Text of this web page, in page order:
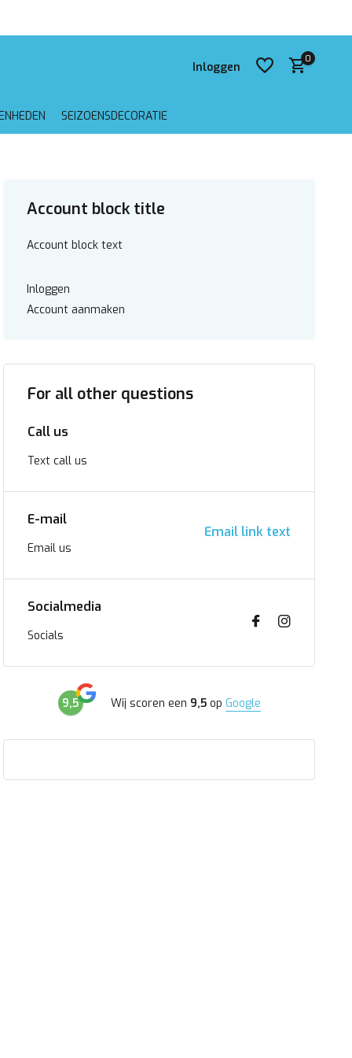
Inloggen
0
SEIZOENSDECORATIE
Account block title
Account block text
Inloggen
Account aanmaken
For all other questions
Call us
Text call us
E-mail
Email us
Email link text
Socialmedia
Socials
9,5 Wij scoren een 9,5op Google